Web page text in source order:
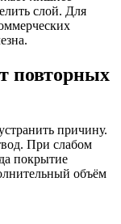
слой. Для
повторных
причину.
При слабом
покрытие
объём